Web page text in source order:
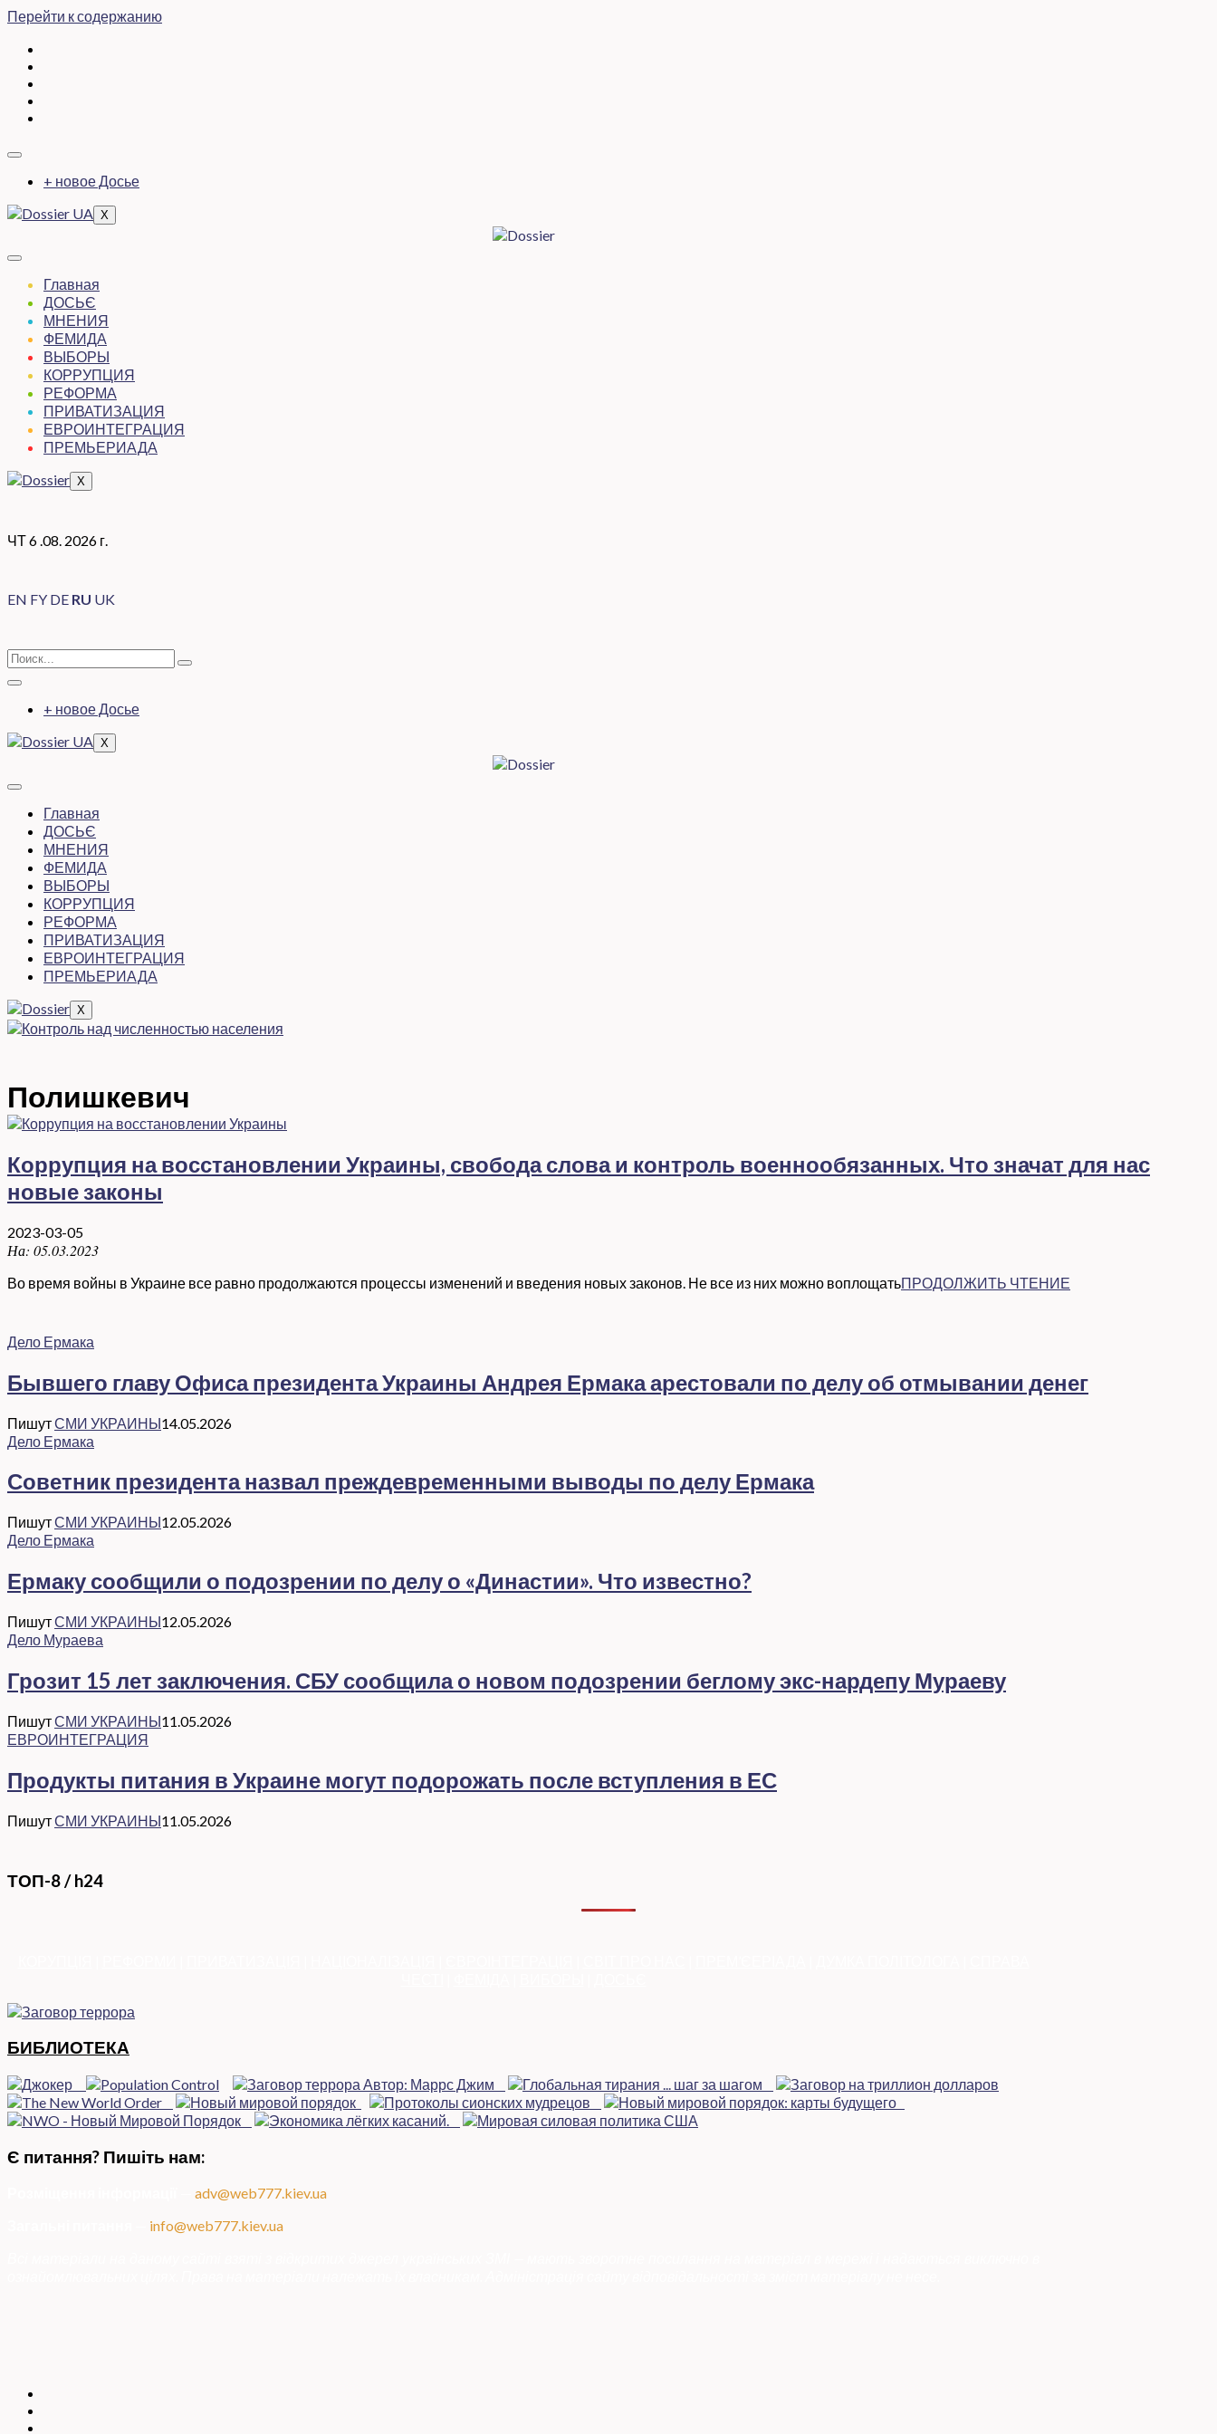
Перейти к содержанию
+ новое Досье
X
Главная
ДОСЬЄ
МНЕНИЯ
ФЕМИДА
ВЫБОРЫ
КОРРУПЦИЯ
РЕФОРМА
ПРИВАТИЗАЦИЯ
ЕВРОИНТЕГРАЦИЯ
ПРЕМЬЕРИАДА
X
ЧТ 6 .08. 2026 г.
EN FY DE RU UK
+ новое Досье
X
Главная
ДОСЬЄ
МНЕНИЯ
ФЕМИДА
ВЫБОРЫ
КОРРУПЦИЯ
РЕФОРМА
ПРИВАТИЗАЦИЯ
ЕВРОИНТЕГРАЦИЯ
ПРЕМЬЕРИАДА
X
Полишкевич
Коррупция на восстановлении Украины, свобода слова и контроль военнообязанных. Что значат для нас
новые законы
2023-03-05
На: 05.03.2023
Во время войны в Украине все равно продолжаются процессы изменений и введения новых законов. Не все из них можно воплощатьПРОДОЛЖИТЬ ЧТЕНИЕ
Дело Ермака
Бывшего главу Офиса президента Украины Андрея Ермака арестовали по делу об отмывании денег
ПишутСМИ УКРАИНЫ14.05.2026
Дело Ермака
Советник президента назвал преждевременными выводы по делу Ермака
ПишутСМИ УКРАИНЫ12.05.2026
Дело Ермака
Ермаку сообщили о подозрении по делу о «Династии». Что известно?
ПишутСМИ УКРАИНЫ12.05.2026
Дело Мураева
Грозит 15 лет заключения. СБУ сообщила о новом подозрении беглому экс-нардепу Мураеву
ПишутСМИ УКРАИНЫ11.05.2026
ЕВРОИНТЕГРАЦИЯ
Продукты питания в Украине могут подорожать после вступления в ЕС
ПишутСМИ УКРАИНЫ11.05.2026
ТОП-8 / h24
БИБЛИОТЕКА
Є питання? Пишіть нам:
adv@web777.kiev.ua
info@web777.kiev.ua